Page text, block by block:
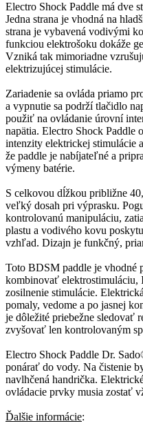
Electro Shock Paddle má dve
Jedna strana je vhodná na
strana je vybavená vodivými
funkciou elektrošoku dokáže
Vzniká tak mimoriadne
elektrizujúcej stimulácie.
Zariadenie sa ovláda priamo
a vypnutie sa podrží tlačidlo
použiť na ovládanie úrovní
napätia. Electro Shock Paddle
intenzity elektrickej stimulácie
že paddle je nabíjateľné a
výmeny batérie.
S celkovou dĺžkou približne
veľký dosah pri výprasku.
kontrolovanú manipuláciu,
plastu a vodivého kovu
vzhľad. Dizajn je funkčný,
Toto BDSM paddle je vhodné
kombinovať elektrostimuláciu,
zosilnenie stimulácie.
pomaly, vedome a po jasnej
je dôležité priebežne sledovať
zvyšovať len kontrolovaným
Electro Shock Paddle Dr.
ponárať do vody. Na čistenie
navlhčená handrička.
ovládacie prvky musia zostať
Ďalšie informácie: